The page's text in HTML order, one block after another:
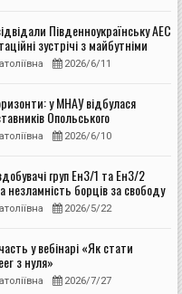
Південноукраїнську АЕС
зустрічі з майбутніми
2026/6/11
у МНАУ відбулася
Опольського
2026/6/10
груп Ен3/1 та Ен3/2
незламність борців за свободу
2026/5/22
у вебінарі «Як стати
з нуля»
2026/7/27